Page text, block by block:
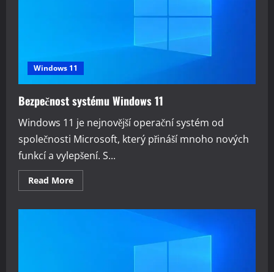
Windows 11
Bezpečnost systému Windows 11
Windows 11 je nejnovější operační systém od
společnosti Microsoft, který přináší mnoho nových
funkcí a vylepšení. S...
Read MoreRead
more